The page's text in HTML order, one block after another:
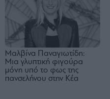
Μαλβίνα Παναγιωτίδη:
Μια γλυπτική φιγούρα
μόνη υπό το φως της
πανσελήνου στην Κέα